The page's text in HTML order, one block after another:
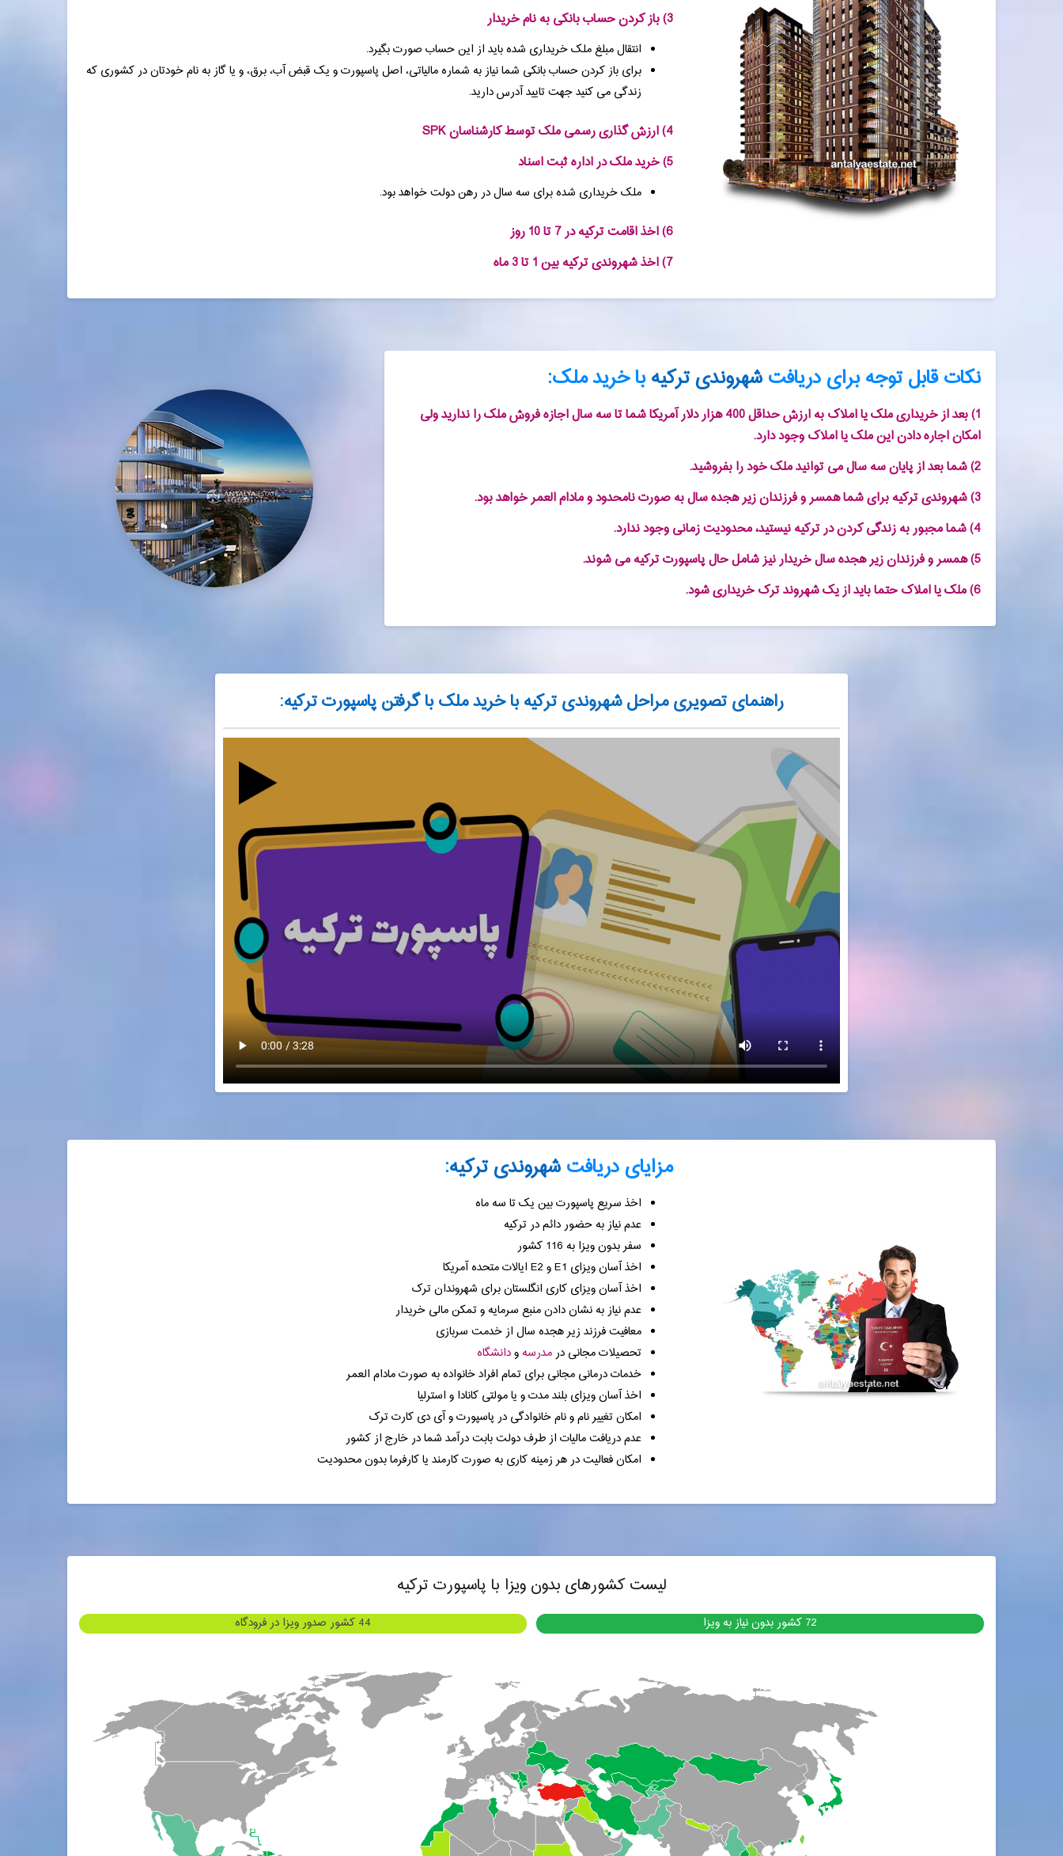
3) باز کردن حساب بانکی به نام خریدار
انتقال مبلغ ملک خریداری شده باید از این حساب صورت بگیرد.
برای باز کردن حساب بانکی شما نیاز به شماره مالیاتی، اصل پاسپورت و یک قبض آب، برق، و یا گاز به نام خودتان در کشوری که
زندگی می کنید جهت تایید آدرس دارید.
4) ارزش گذاری رسمی ملک توسط کارشناسان SPK
5) خرید ملک در اداره ثبت اسناد
ملک خریداری شده برای سه سال در رهن دولت خواهد بود.
6) اخذ اقامت ترکیه در 7 تا 10 روز
7) اخذ شهروندی ترکیه بین 1 تا 3 ماه
نکات قابل توجه برای دریافتشهروندی ترکیهبا خرید ملک:
1) بعد از خریداری ملک یا املاک به ارزش حداقل 400 هزار دلار آمریکا شما تا سه سال اجازه فروش ملک را ندارید ولی
امکان اجاره دادن این ملک یا املاک وجود دارد.
2) شما بعد از پایان سه سال می توانید ملک خود را بفروشید.
3) شهروندی ترکیه برای شما همسر و فرزندان زیر هجده سال به صورت نامحدود و مادام العمر خواهد بود.
4) شما مجبور به زندگی کردن در ترکیه نیستید، محدودیت زمانی وجود ندارد.
5) همسر و فرزندان زیر هجده سال خریدار نیز شامل حال پاسپورت ترکیه می شوند.
6) ملک یا املاک حتما باید از یک شهروند ترک خریداری شود.
راهنمای تصویری مراحل شهروندی ترکیه با خرید ملک با گرفتن پاسپورت ترکیه:
مزایای دریافتشهروندی ترکیه:
اخذ سریع پاسپورت بین یک تا سه ماه
عدم نیاز به حضور دائم در ترکیه
سفر بدون ویزا به 116 کشور
اخذ آسان ویزای E1 و E2 ایالات متحده آمریکا
اخذ آسان ویزای کاری انگلستان برای شهروندان ترک
عدم نیاز به نشان دادن منبع سرمایه و تمکن مالی خریدار
معافیت فرزند زیر هجده سال از خدمت سربازی
تحصیلات مجانی درمدرسهودانشگاه
خدمات درمانی مجانی برای تمام افراد خانواده به صورت مادام العمر
اخذ آسان ویزای بلند مدت و یا مولتی کانادا و استرلیا
امکان تغییر نام و نام خانوادگی در پاسپورت و آی دی کارت ترک
عدم دریافت مالیات از طرف دولت بابت درآمد شما در خارج از کشور
امکان فعالیت در هر زمینه کاری به صورت کارمند یا کارفرما بدون محدودیت
لیست کشورهای بدون ویزا با پاسپورت ترکیه
72 کشور بدون نیاز به ویزا 44 کشور صدور ویزا در فرودگاه